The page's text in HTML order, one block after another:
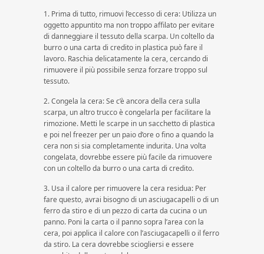
1. Prima di tutto, rimuovi l’eccesso di cera: Utilizza un
oggetto appuntito ma non troppo affilato per evitare
di danneggiare il tessuto della scarpa. Un coltello da
burro o una carta di credito in plastica può fare il
lavoro. Raschia delicatamente la cera, cercando di
rimuovere il più possibile senza forzare troppo sul
tessuto.
2. Congela la cera: Se c’è ancora della cera sulla
scarpa, un altro trucco è congelarla per facilitare la
rimozione. Metti le scarpe in un sacchetto di plastica
e poi nel freezer per un paio d’ore o fino a quando la
cera non si sia completamente indurita. Una volta
congelata, dovrebbe essere più facile da rimuovere
con un coltello da burro o una carta di credito.
3. Usa il calore per rimuovere la cera residua: Per
fare questo, avrai bisogno di un asciugacapelli o di un
ferro da stiro e di un pezzo di carta da cucina o un
panno. Poni la carta o il panno sopra l’area con la
cera, poi applica il calore con l’asciugacapelli o il ferro
da stiro. La cera dovrebbe sciogliersi e essere